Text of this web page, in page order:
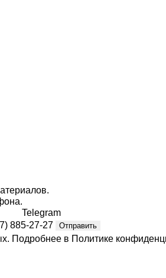
Telegram
885-27-27 Отправить
Подробнее в Политике